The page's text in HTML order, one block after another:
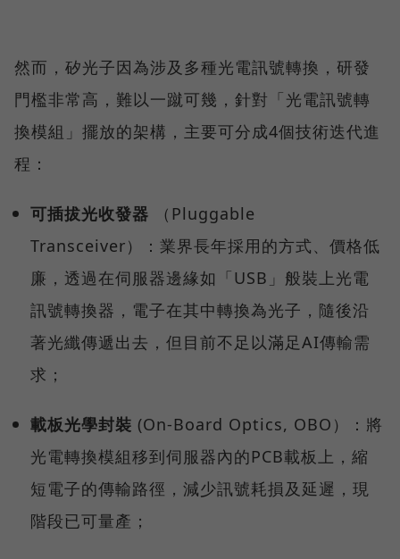
然而，矽光子因為涉及多種光電訊號轉換，研發
門檻非常高，難以一蹴可幾，針對「光電訊號轉
換模組」擺放的架構，主要可分成4個技術迭代進
程：
可插拔光收發器 （Pluggable
Transceiver）：業界長年採用的方式、價格低
廉，透過在伺服器邊緣如「USB」般裝上光電
訊號轉換器，電子在其中轉換為光子，隨後沿
著光纖傳遞出去，但目前不足以滿足AI傳輸需
求；
載板光學封裝 (On-Board Optics, OBO）：將
光電轉換模組移到伺服器內的PCB載板上，縮
短電子的傳輸路徑，減少訊號耗損及延遲，現
階段已可量產；